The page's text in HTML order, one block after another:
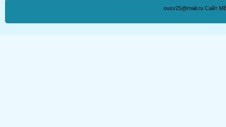
ousv25@mail.ru Сайт